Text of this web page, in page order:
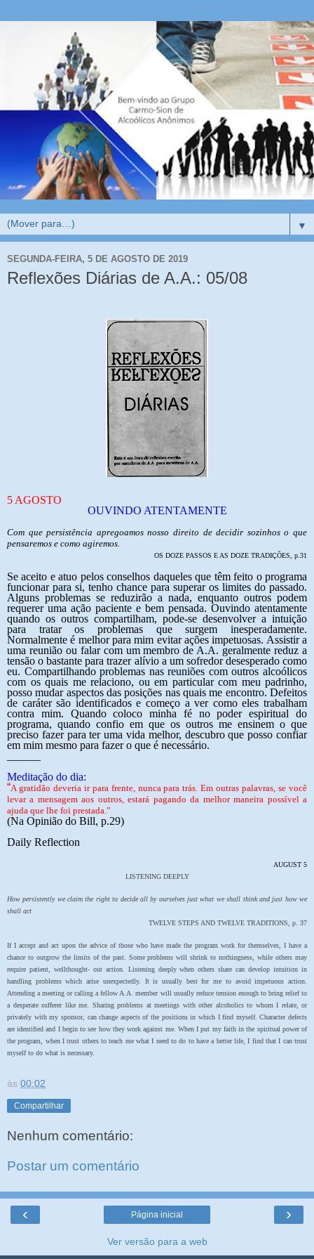
▼
SEGUNDA-FEIRA, 5 DE AGOSTO DE 2019
Reflexões Diárias de A.A.: 05/08
5 AGOSTO
OUVINDO ATENTAMENTE
Com que persistência apregoamos nosso direito de decidir sozinhos o que
pensaremos e como agiremos.
OS DOZE PASSOS E AS DOZE TRADIÇÕES, p.31
Se aceito e atuo pelos conselhos daqueles que têm feito o programa
funcionar para si, tenho chance para superar os limites do passado.
Alguns problemas se reduzirão a nada, enquanto outros podem
requerer uma ação paciente e bem pensada. Ouvindo atentamente
quando os outros compartilham, pode-se desenvolver a intuição
para tratar os problemas que surgem inesperadamente.
Normalmente é melhor para mim evitar ações impetuosas. Assistir a
uma reunião ou falar com um membro de A.A. geralmente reduz a
tensão o bastante para trazer alívio a um sofredor desesperado como
eu. Compartilhando problemas nas reuniões com outros alcoólicos
com os quais me relaciono, ou em particular com meu padrinho,
posso mudar aspectos das posições nas quais me encontro. Defeitos
de caráter são identificados e começo a ver como eles trabalham
contra mim. Quando coloco minha fé no poder espiritual do
programa, quando confio em que os outros me ensinem o que
preciso fazer para ter uma vida melhor, descubro que posso confiar
em mim mesmo para fazer o que é necessário.
Meditação do dia:
“A gratidão deveria ir para frente, nunca para trás. Em outras palavras, se você
levar a mensagem aos outros, estará pagando da melhor maneira possível a
ajuda que lhe foi prestada.”
(Na Opinião do Bill, p.29)
Daily Reflection
AUGUST 5
LISTENING DEEPLY
How persistently we claim the right to decide all by ourselves just what we shall think and just how we
shall act
TWELVE STEPS AND TWELVE TRADITIONS, p. 37
If I accept and act upon the advice of those who have made the program work for themselves, I have a
chance to outgrow the limits of the past. Some problems will shrink to nothingness, while others may
require patient, wellthought- out action. Listening deeply when others share can develop intuition in
handling problems which arise unexpectedly. It is usually best for me to avoid impetuous action.
Attending a meeting or calling a fellow A.A. member will usually reduce tension enough to bring relief to
a desperate sufferer like me. Sharing problems at meetings with other alcoholics to whom I relate, or
privately with my sponsor, can change aspects of the positions in which I find myself. Character defects
are identified and I begin to see how they work against me. When I put my faith in the spiritual power of
the program, when I trust others to teach me what I need to do to have a better life, I find that I can trust
myself to do what is necessary.
às 00:02
Compartilhar
Nenhum comentário:
Postar um comentário
‹ ›
Página inicial
Ver versão para a web